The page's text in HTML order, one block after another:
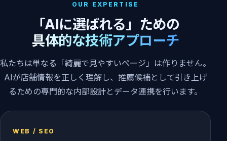
OUR EXPERTISE
「AIに選ばれる」ための
具体的な技術アプローチ
私たちは単なる「綺麗で見やすいページ」は作りません。
AIが店舗情報を正しく理解し、推薦候補として引き上げ
るための専門的な内部設計とデータ連携を行います。
WEB / SEO